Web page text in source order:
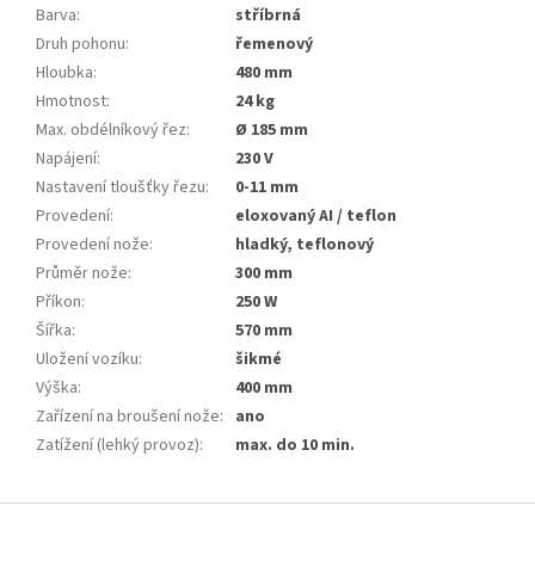
Barva:
stříbrná
Druh pohonu:
řemenový
Hloubka:
480 mm
Hmotnost:
24 kg
Max. obdélníkový řez:
Ø 185 mm
Napájení:
230 V
Nastavení tloušťky řezu:
0-11 mm
Provedení:
eloxovaný AI / teflon
Provedení nože:
hladký, teflonový
Průměr nože:
300 mm
Příkon:
250 W
Šířka:
570 mm
Uložení vozíku:
šikmé
Výška:
400 mm
Zařízení na broušení nože: ano
Zatížení (lehký provoz): max. do 10 min.